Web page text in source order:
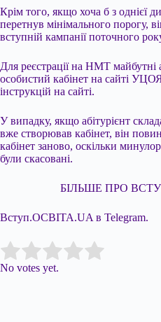
Крім того, якщо хоча б з однієї
перетнув мінімального порогу,
вступній кампанії поточного
Для реєстрації на НМТ майбутні
особистий кабінет на сайті
інструкцій на сайті.
У випадку, якщо абітурієнт
вже створював кабінет, він
кабінет заново, оскільки
були скасовані.
БІЛЬШЕ ПРО
Вступ.ОСВІТА.UA в Telegram.
Rate this item:
No votes yet.